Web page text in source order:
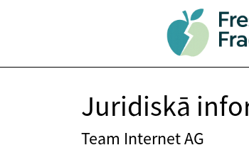
Juridiskā
Team Internet AG